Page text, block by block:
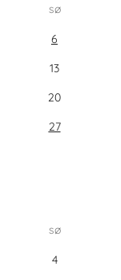
sø
6
13
20
27
sø
4